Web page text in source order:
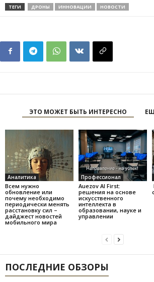
ТЕГИ ДРОНЫ ИННОВАЦИИ НОВОСТИ
ЭТО МОЖЕТ БЫТЬ ИНТЕРЕСНО
Аналитика
Всем нужно
обновление или
почему необходимо
периодически менять
расстановку сил –
дайджест новостей
мобильного мира
Профессионал
Auezov AI First:
решения на основе
искусственного
интеллекта в
образовании, науке и
управлении
ПОСЛЕДНИЕ ОБЗОРЫ